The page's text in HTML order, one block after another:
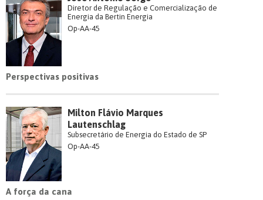
Diretor de Regulação e Comercialização de
Energia da Bertin Energia
Op-AA-45
Perspectivas positivas
Milton Flávio Marques
Lautenschlag
Subsecretário de Energia do Estado de SP
Op-AA-45
A força da cana